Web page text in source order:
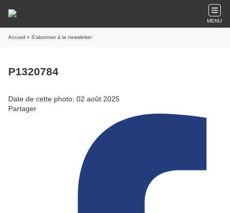
MENU
Accueil » S'abonner à la newsletter
P1320784
Date de cette photo: 02 août 2025
Partager